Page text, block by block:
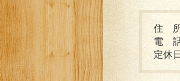
住 所
電
定休